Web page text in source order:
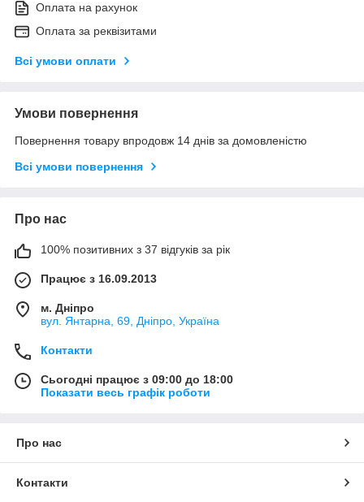
Оплата на рахунок
Оплата за реквізитами
Всі умови оплати
Умови повернення
Повернення товару впродовж 14 днів за домовленістю
Всі умови повернення
Про нас
100% позитивних з 37 відгуків за рік
Працює з 16.09.2013
м. Дніпро
вул. Янтарна, 69, Дніпро, Україна
Контакти
Сьогодні працює з 09:00 до 18:00
Показати весь графік роботи
Про нас
Контакти